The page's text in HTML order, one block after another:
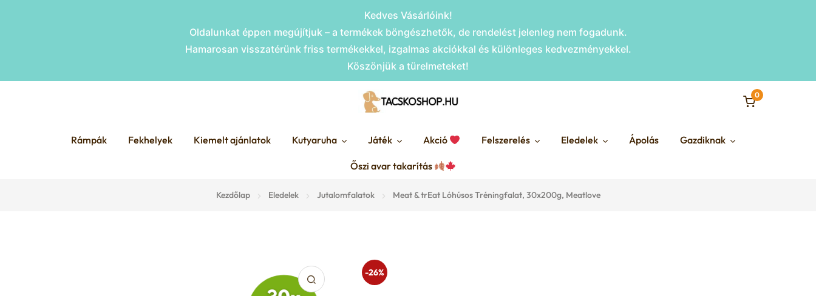
Kedves Vásárlóink!
Oldalunkat éppen megújítjuk – a termékek böngészhetők, de rendelést jelenleg nem fogadunk.
Hamarosan visszatérünk friss termékekkel, izgalmas akciókkal és különleges kedvezményekkel.
Köszönjük a türelmeteket!
navigation
content
0
Rámpák Fekhelyek Kiemelt ajánlatok Kutyaruha Játék Akció Felszerelés Eledelek Ápolás Gazdiknak
Őszi avar takarítás
Kezdőlap Eledelek Jutalomfalatok Meat & trEat Lóhúsos Tréningfalat, 30x200g, Meatlove
-26%